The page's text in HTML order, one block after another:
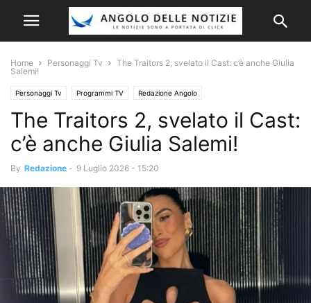
Home Personaggi Tv
The Traitors 2, svelato il Cast: c’è anche Giulia
Salemi!
Personaggi Tv Programmi TV Redazione Angolo
The Traitors 2, svelato il Cast:
c’è anche Giulia Salemi!
By Redazione - 9 Luglio 2026 - 15:20